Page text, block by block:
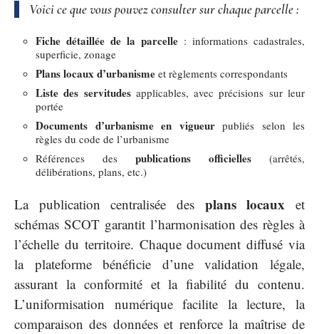
Voici ce que vous pouvez consulter sur chaque parcelle :
Fiche détaillée de la parcelle : informations cadastrales,
superficie, zonage
Plans locaux d’urbanisme et règlements correspondants
Liste des servitudesapplicables, avec précisions sur leur
portée
Documents d’urbanisme en vigueurpubliés selon les
règles du code de l’urbanisme
Références des publications officielles (arrêtés,
délibérations, plans, etc.)
La publication centralisée des plans locaux et
schémas SCOT garantit l’harmonisation des règles à
l’échelle du territoire. Chaque document diffusé via
la plateforme bénéficie d’une validation légale,
assurant la conformité et la fiabilité du contenu.
L’uniformisation numérique facilite la lecture, la
comparaison des données et renforce la maîtrise de